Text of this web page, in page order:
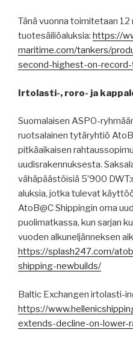
Tänä vuonna toimitetaan
tuotesäiliöaluksia: https://
maritime.com/tankers/
second-highest-on-
Irtolasti-, roro- ja
Suomalaisen ASPO-
ruotsalainen tytäryhtiö
pitkäaikaisen
uudisrakennuksesta.
vähäpäästöisiä 5’900
aluksia, jotka tulevat
AtoB@C Shippingin oma
puolimatkassa, kun sarjan
vuoden alkuneljänneksen
https://splash247.com/
shipping-newbuilds/
Baltic Exchangen irtolasti-
https://
extends-decline-on-lower-